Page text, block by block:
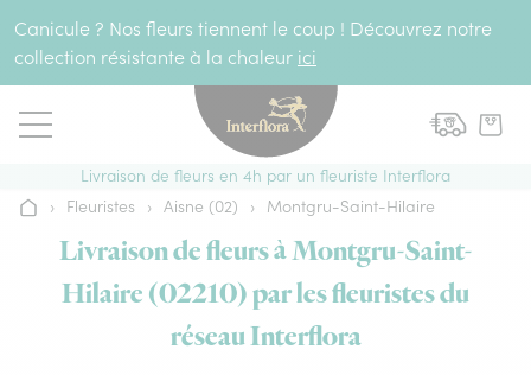
Canicule ? Nos fleurs tiennent le coup ! Découvrez notre
collection résistante à la chaleur ici
Livraison de fleurs en 4h par un fleuriste Interflora
Accueil
› Fleuristes › Aisne (02) › Montgru-Saint-Hilaire
Livraison de fleurs à Montgru-Saint-
Hilaire (02210) par les fleuristes du
réseau Interflora